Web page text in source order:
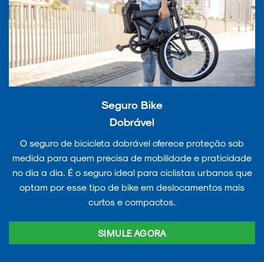
Seguro Bike
Dobrável
O seguro de bicicleta dobrável oferece proteção sob
medida para quem precisa de mobilidade e praticidade
no dia a dia. É o seguro ideal para ciclistas urbanos que
optam por esse tipo de bike em deslocamentos mais
curtos e compactos.
SIMULE AGORA